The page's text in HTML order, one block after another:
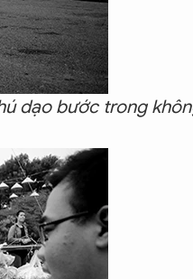
dạo bước trong